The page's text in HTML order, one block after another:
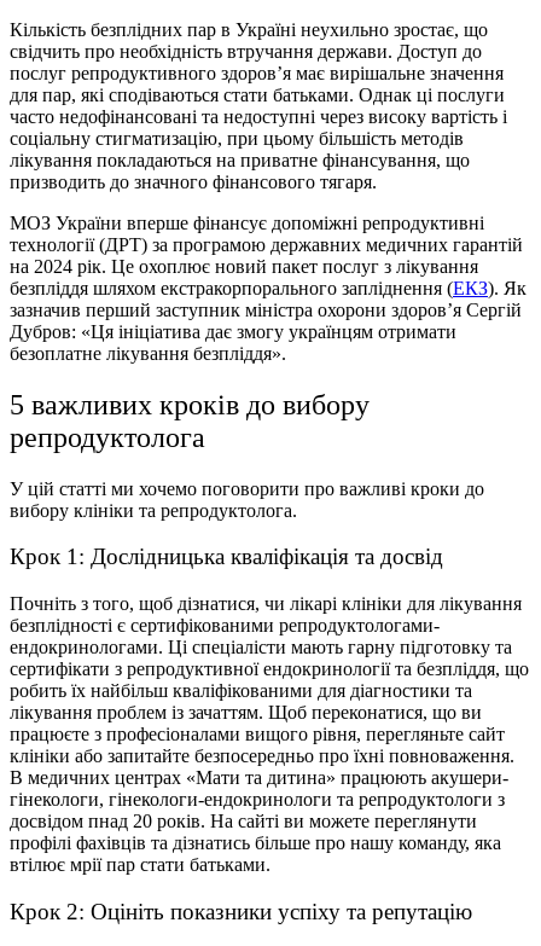
Кількість безплідних пар в Україні неухильно зростає, що
свідчить про необхідність втручання держави. Доступ до
послуг репродуктивного здоров’я має вирішальне значення
для пар, які сподіваються стати батьками. Однак ці послуги
часто недофінансовані та недоступні через високу вартість і
соціальну стигматизацію, при цьому більшість методів
лікування покладаються на приватне фінансування, що
призводить до значного фінансового тягаря.
МОЗ України вперше фінансує допоміжні репродуктивні
технології (ДРТ) за програмою державних медичних гарантій
на 2024 рік. Це охоплює новий пакет послуг з лікування
безпліддя шляхом екстракорпорального запліднення (ЕКЗ). Як
зазначив перший заступник міністра охорони здоров’я Сергій
Дубров: «Ця ініціатива дає змогу українцям отримати
безоплатне лікування безпліддя».
5 важливих кроків до вибору
репродуктолога
У цій статті ми хочемо поговорити про важливі кроки до
вибору клініки та репродуктолога.
Крок 1: Дослідницька кваліфікація та досвід
Почніть з того, щоб дізнатися, чи лікарі клініки для лікування
безплідності є сертифікованими репродуктологами-
ендокринологами. Ці спеціалісти мають гарну підготовку та
сертифікати з репродуктивної ендокринології та безпліддя, що
робить їх найбільш кваліфікованими для діагностики та
лікування проблем із зачаттям. Щоб переконатися, що ви
працюєте з професіоналами вищого рівня, перегляньте сайт
клініки або запитайте безпосередньо про їхні повноваження.
В медичних центрах «Мати та дитина» працюють акушери-
гінекологи, гінекологи-ендокринологи та репродуктологи з
досвідом пнад 20 років. На сайті ви можете переглянути
профілі фахівців та дізнатись більше про нашу команду, яка
втілює мрії пар стати батьками.
Крок 2: Оцініть показники успіху та репутацію